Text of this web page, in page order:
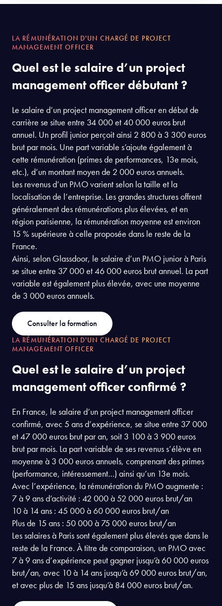
LA RÉMUNÉRATION D'UN CHARGÉ DE PROJECT
MANAGEMENT OFFICER
Quel est le salaire d’un project
management officer débutant ?
Le salaire d’un project management officer en début de
carrière se situe entre 34 000 et 40 000 euros brut
annuel. Un profil junior perçoit ainsi 2 800 à 3 300 euros
brut par mois. Une part variable s’ajoute également à
cette rémunération (primes de performances, 13e mois,
etc.), d’un montant moyen de 2 000 euros annuels.
Les revenus d’un PMO varient selon la taille et la
localisation de l’entreprise. Les grandes structures offrent
généralement des rémunérations plus élevées, et en
région parisienne, la rémunération moyenne est environ
15 % supérieure à celle proposée dans le reste de la
France.
Ainsi, selon Glassdoor, le salaire d’un PMO junior à Paris
se situe entre 37 000 et 46 000 euros brut annuel. La part
variable est également plus élevée, avec une moyenne
de 3 000 euros annuels.
Consulter la formation
LA RÉMUNÉRATION D'UN CHARGÉ DE PROJECT
MANAGEMENT OFFICER
Quel est le salaire d’un project
management officer confirmé ?
En France, le salaire d’un project management officer
confirmé, avec 5 ans d’expérience, se situe entre 37 000
et 47 000 euros brut par an, soit 3 100 à 3 900 euros
brut par mois. La part variable de ses revenus s’élève en
moyenne à 3 000 euros annuels, comprenant des primes
(performance, intéressement…) ainsi qu’un 13e mois.
Avec l’expérience, la rémunération du PMO augmente :
7 à 9 ans d’activité : 42 000 à 52 000 euros brut/an
10 à 14 ans : 45 000 à 60 000 euros brut/an
Plus de 15 ans : 50 000 à 75 000 euros brut/an
Les salaires à Paris sont également plus élevés que dans le
reste de la France. À titre de comparaison, un PMO avec
7 à 9 ans d’expérience peut gagner jusqu’à 60 000 euros
brut/an, avec 10 à 14 ans jusqu’à 69 000 euros brut/an,
et avec plus de 15 ans jusqu’à 84 000 euros brut/an.